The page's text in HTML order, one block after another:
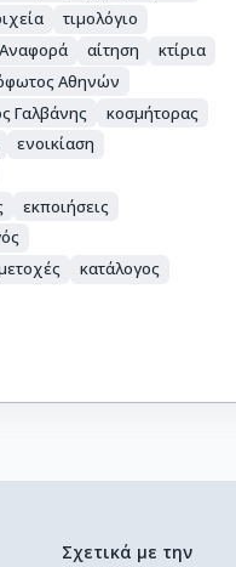
τιμολόγιο
αίτηση
κτίρια
Αθηνών
Γαλβάνης
κοσμήτορας
ενοικίαση
εκποιήσεις
κατάλογος
Σχετικά με την